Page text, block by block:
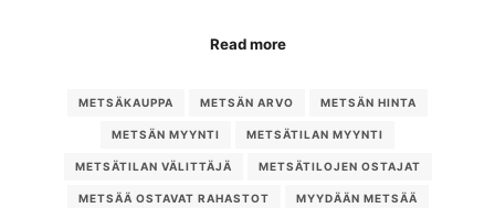
Read more
METSÄKAUPPA METSÄN ARVO METSÄN HINTA
METSÄN MYYNTI METSÄTILAN MYYNTI
METSÄTILAN VÄLITTÄJÄ METSÄTILOJEN OSTAJAT
METSÄÄ OSTAVAT RAHASTOT MYYDÄÄN METSÄÄ